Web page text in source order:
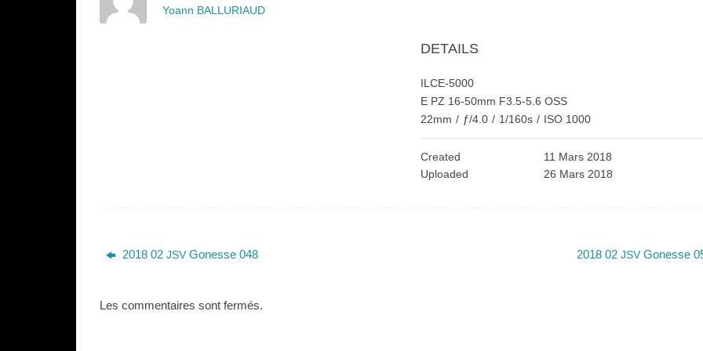
Yoann BALLURIAUD
DETAILS
ILCE-5000
E PZ 16-50mm F3.5-5.6 OSS
22mm / ƒ/4.0 / 1/160s / ISO 1000
Created
11 Mars 2018
Uploaded
26 Mars 2018
2018 02JSV Gonesse 048 2018 02 JSVGonesse
Les commentaires sont fermés.